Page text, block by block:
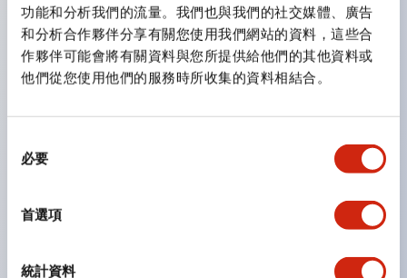
功能和分析我們的流量。我們也與我們的社交媒體、廣告
和分析合作夥伴分享有關您使用我們網站的資料，這些合
作夥伴可能會將有關資料與您所提供給他們的其他資料或
他們從您使用他們的服務時所收集的資料相結合。
必要
首選項
統計資料
雙按鈕開關，可將兩個獨立動作的按鈕以及一個指示燈這
三種功能集結於一顆開關。
完整支援全球各地需求的多種電壓規格。
需分色管理的 LED 燈泡，如今可用單一顆燈泡呈現多種
顏色。
支援色彩通用設計（CUD）：可清楚辨識正方平頭形指
示燈的亮燈/熄燈狀態，以及點燈時的顏色識別。
符合 ISO 3864-4 安全色規範：在危險或緊急狀況下，
顏色表現更明確鮮明，便於更多人識別。